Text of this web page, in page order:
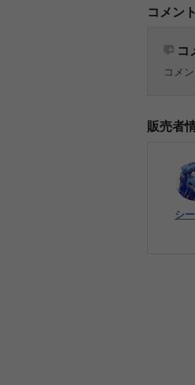
コメント
コ
コメ
販売者
シ